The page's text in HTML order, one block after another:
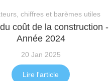
chiffres et barèmes utiles
coût de la construction -
Année 2024
20 Jan 2025
Lire l'article